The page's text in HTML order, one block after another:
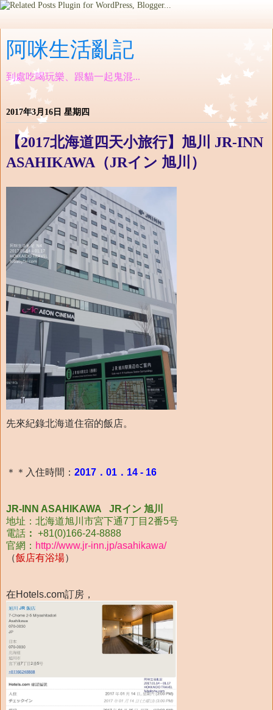
阿咪生活亂記
到處吃喝玩樂、跟貓一起鬼混...
2017年3月16日 星期四
【2017北海道四天小旅行】旭川 JR-INN
ASAHIKAWA（JRイン 旭川）
先來紀錄北海道住宿的飯店。
＊＊入住時間： 2017．01．14 - 16
JR-INN ASAHIKAWA JRイン 旭川
地址：北海道旭川市宮下通7丁目2番5号
電話 ： +81(0)166-24-8888
官網： http://www.jr-inn.jp/asahikawa/
（飯店有浴場）
在Hotels.com訂房，